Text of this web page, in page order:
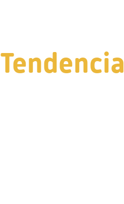
Tendencia